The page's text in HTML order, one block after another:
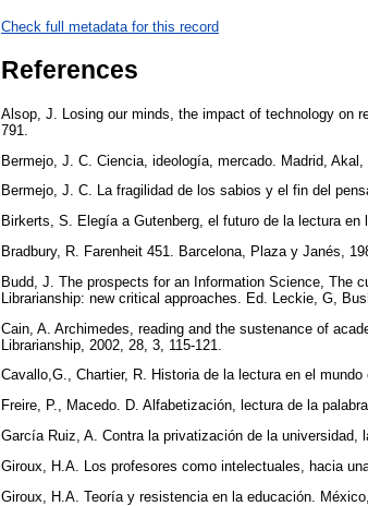
Check full metadata for this record
References
Alsop, J. Losing our minds, the impact of technology on
791.
Bermejo, J. C. Ciencia, ideología, mercado. Madrid, Akal,
Bermejo, J. C. La fragilidad de los sabios y el fin del
Birkerts, S. Elegía a Gutenberg, el futuro de la lectura
Bradbury, R. Farenheit 451. Barcelona, Plaza y Janés,
Budd, J. The prospects for an Information Science, The
Librarianship: new critical approaches. Ed. Leckie, G,
Cain, A. Archimedes, reading and the sustenance of
Librarianship, 2002, 28, 3, 115-121.
Cavallo,G., Chartier, R. Historia de la lectura en el
Freire, P., Macedo. D. Alfabetización, lectura de la
García Ruiz, A. Contra la privatización de la
Giroux, H.A. Los profesores como intelectuales, hacia
Giroux, H.A. Teoría y resistencia en la educación.